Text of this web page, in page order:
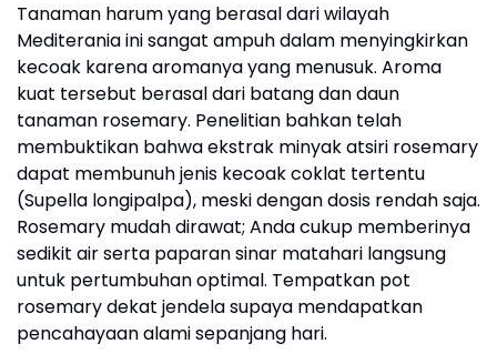
Tanaman harum yang berasal dari wilayah
Mediterania ini sangat ampuh dalam menyingkirkan
kecoak karena aromanya yang menusuk. Aroma
kuat tersebut berasal dari batang dan daun
tanaman rosemary. Penelitian bahkan telah
membuktikan bahwa ekstrak minyak atsiri rosemary
dapat membunuh jenis kecoak coklat tertentu
(Supella longipalpa), meski dengan dosis rendah saja.
Rosemary mudah dirawat; Anda cukup memberinya
sedikit air serta paparan sinar matahari langsung
untuk pertumbuhan optimal. Tempatkan pot
rosemary dekat jendela supaya mendapatkan
pencahayaan alami sepanjang hari.